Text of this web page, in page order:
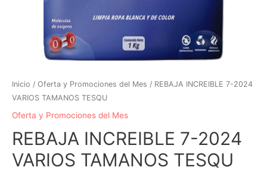
Inicio / Oferta y Promociones del Mes / REBAJA INCREIBLE 7-2024
VARIOS TAMANOS TESQU
Oferta y Promociones del Mes
REBAJA INCREIBLE 7-2024
VARIOS TAMANOS TESQU